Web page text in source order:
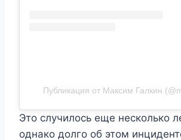
Публикация от Максим Галкин
Это случилось еще несколько
однако долго об этом